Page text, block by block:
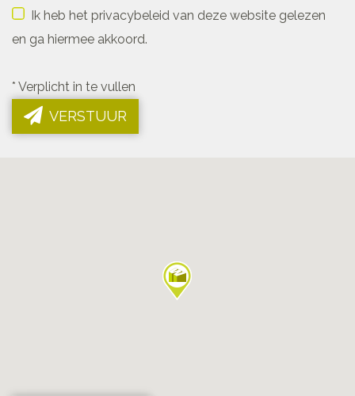
Ik heb het privacybeleid van deze website gelezen
en ga hiermee akkoord.
* Verplicht in te vullen
VERSTUUR